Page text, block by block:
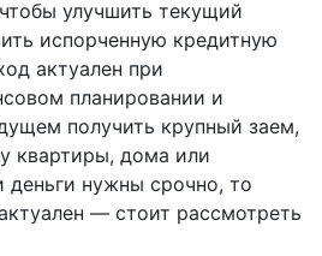
улучшить текущий
испорченную кредитную
актуален при
планировании и
получить крупный заем,
квартиры, дома или
деньги нужны срочно, то
— стоит рассмотреть